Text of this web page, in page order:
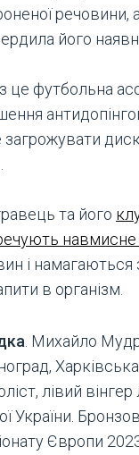
речовини,
його
це футбольна
та його
і намагаються
в організм.
. Михайло
лівий
України.
Європи 2023